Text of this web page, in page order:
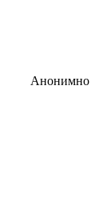
Анонимно